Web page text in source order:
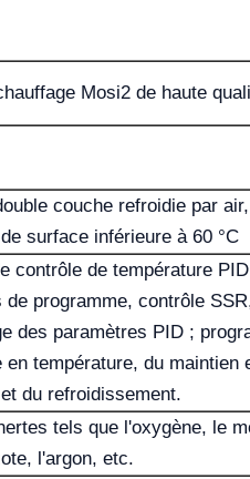
Mosi2 de haute
couche refroidie par air,
surface inférieure à 60 °C
contrôle de température
de programme, contrôle
des paramètres PID ;
en température, du maintien
du refroidissement.
tels que l'oxygène, le
l'argon, etc.